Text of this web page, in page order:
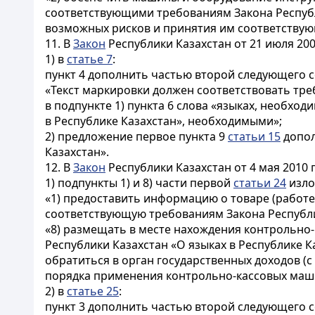
соответствующими требованиям Закона
возможных рисков и принятия им
11. ВЗакон Республики Казахстан от 21 июля
1) в статье 7:
пункт 4 дополнить частью второй следующего
«Текст маркировки должен соответствовать
в подпункте 1) пункта 6 слова «языках,
в Республике Казахстан», необходимыми»;
2) предложение первое пункта 9 статьи 15
Казахстан».
12. ВЗакон Республики Казахстан от 4 мая
1) подпункты 1) и 8) части первой статьи 24
«1) предоставить информацию о товаре
соответствующую требованиям Закона
«8) размещать в месте нахождения
Республики Казахстан «О языках в Республике
обратиться в орган государственных доходов
порядка применения контрольно-кассовых
2) в статье 25:
пункт 3 дополнить частью второй следующего